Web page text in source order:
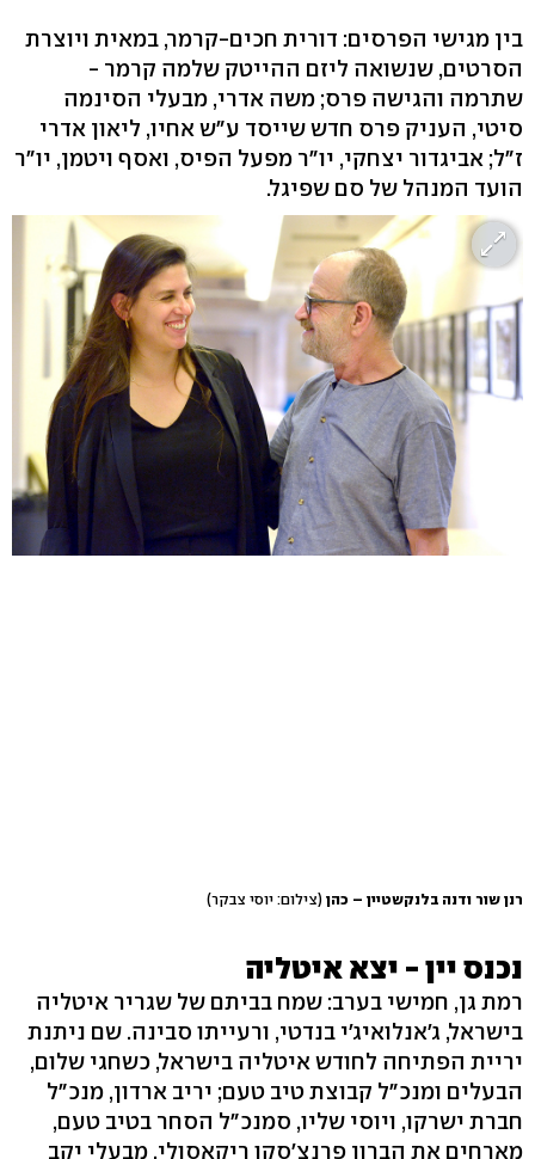
בין מגישי הפרסים: דורית חכים-קרמר, במאית ויוצרת
הסרטים, שנשואה ליזם ההייטק שלמה קרמר -
שתרמה והגישה פרס; משה אדרי, מבעלי הסינמה
סיטי, העניק פרס חדש שייסד ע"ש אחיו, ליאון אדרי
ז"ל; אביגדור יצחקי, יו"ר מפעל הפיס, ואסף ויטמן, יו"ר
הועד המנהל של סם שפיגל.
רנן שור ודנה בלנקשטיין – כהן (צילום: יוסי צבקר)
נכנס יין - יצא איטליה
רמת גן, חמישי בערב: שמח בביתם של שגריר איטליה
בישראל, ג'אנלואיג'י בנדטי, ורעייתו סבינה. שם ניתנת
יריית הפתיחה לחודש איטליה בישראל, כשחגי שלום,
הבעלים ומנכ"ל קבוצת טיב טעם; יריב ארדון, מנכ"ל
חברת ישרקו, ויוסי שליו, סמנכ"ל הסחר בטיב טעם,
מארחים את הברון פרנצ'סקו ריקאסולי, מבעלי יקב